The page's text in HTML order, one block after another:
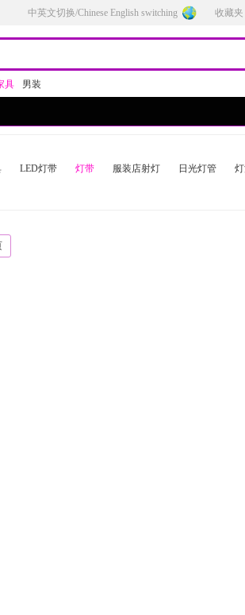
中英文切换/Chinese English switching 收藏夹
具 男装
LED灯带 灯带 服装店射灯 日光灯管